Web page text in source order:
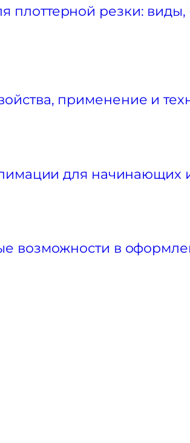
резки: виды,
применение и
для начинающих
возможности в